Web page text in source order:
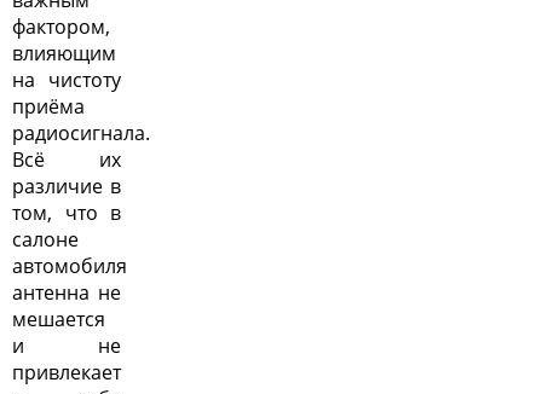
фактором,
влияющим
на чистоту
приёма
радиосигнала.
Всё их
различие в
том, что в
салоне
автомобиля
антенна не
мешается
и не
привлекает